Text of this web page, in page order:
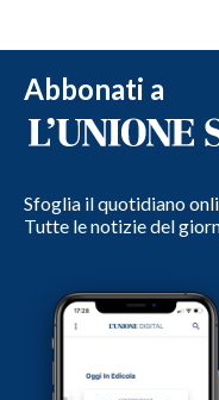
Abbonati a
Sfoglia il quotidiano
Tutte le notizie del